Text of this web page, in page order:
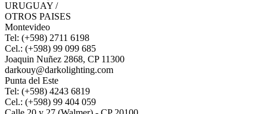
URUGUAY /
OTROS PAISES
Montevideo
Tel: (+598) 2711 6198
Cel.: (+598) 99 099 685
Joaquin Nuñez 2868, CP 11300
darkouy@darkolighting.com
Punta del Este
Tel: (+598) 4243 6819
Cel.: (+598) 99 404 059